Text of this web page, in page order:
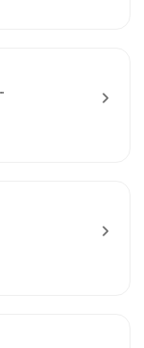
chevron_right
chevron_right